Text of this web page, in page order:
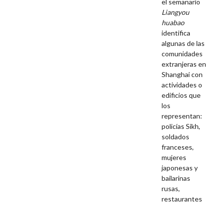
el semanario
Liangyou
huabao
identifica
algunas de las
comunidades
extranjeras en
Shanghai con
actividades o
edificios que
los
representan:
policías Sikh,
soldados
franceses,
mujeres
japonesas y
bailarinas
rusas,
restaurantes